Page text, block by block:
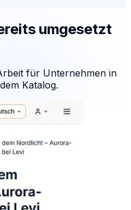
umgesetzt
für Unternehmen in
Katalog.